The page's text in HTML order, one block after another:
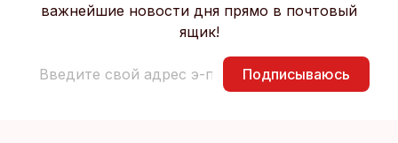
важнейшие новости дня прямо в почтовый
ящик!
Подписываюсь